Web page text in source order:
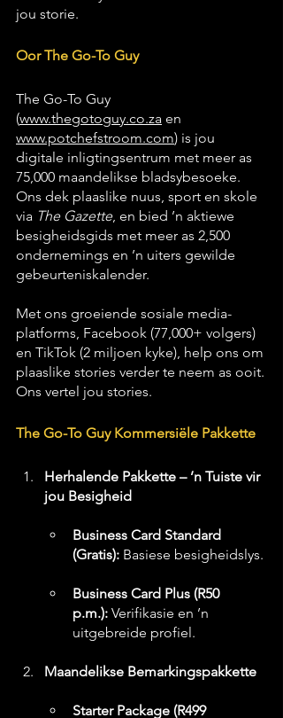
jou storie.
Oor The Go-To Guy
The Go-To Guy
(www.thegotoguy.co.za en
www.potchefstroom.com) is jou
digitale inligtingsentrum met meer as
75,000 maandelikse bladsybesoeke.
Ons dek plaaslike nuus, sport en skole
via The Gazette, en bied ’n aktiewe
besigheidsgids met meer as 2,500
ondernemings en ’n uiters gewilde
gebeurteniskalender.
Met ons groeiende sosiale media-
platforms, Facebook (77,000+ volgers)
en TikTok (2 miljoen kyke), help ons om
plaaslike stories verder te neem as ooit.
Ons vertel jou stories.
The Go-To Guy Kommersiële Pakkette
Herhalende Pakkette – ’n Tuiste vir
jou Besigheid
Business Card Standard
(Gratis): Basiese besigheidslys.
Business Card Plus (R50
p.m.): Verifikasie en ’n
uitgebreide profiel.
Maandelikse Bemarkingspakkette
Starter Package (R499